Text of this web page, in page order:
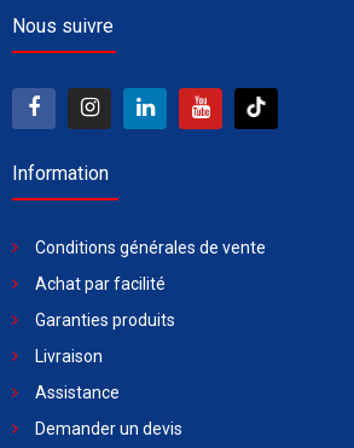
Nous suivre
Information
Conditions générales de vente
Achat par facilité
Garanties produits
Livraison
Assistance
Demander un devis